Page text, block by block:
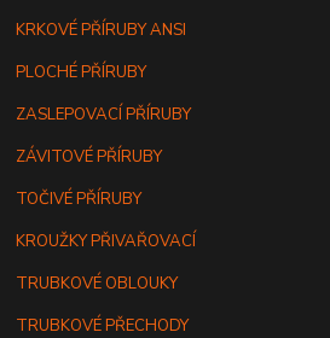
KRKOVÉ PŘÍRUBY ANSI
PLOCHÉ PŘÍRUBY
ZASLEPOVACÍ PŘÍRUBY
ZÁVITOVÉ PŘÍRUBY
TOČIVÉ PŘÍRUBY
KROUŽKY PŘIVAŘOVACÍ
TRUBKOVÉ OBLOUKY
TRUBKOVÉ PŘECHODY